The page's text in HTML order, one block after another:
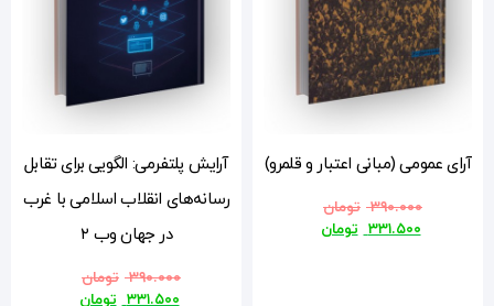
آرایش پلتفرمی: الگویی برای تقابل
رسانه‌های انقلاب اسلامی با غرب
در جهان وب ۲